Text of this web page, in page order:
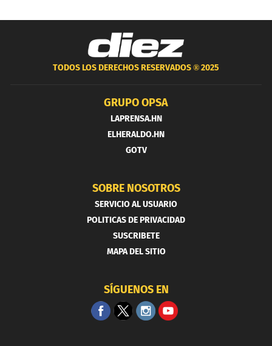
TODOS LOS DERECHOS RESERVADOS ®2025
GRUPO OPSA
LAPRENSA.HN
ELHERALDO.HN
GOTV
SOBRE NOSOTROS
SERVICIO AL USUARIO
POLITICAS DE PRIVACIDAD
SUSCRIBETE
MAPA DEL SITIO
SÍGUENOS EN